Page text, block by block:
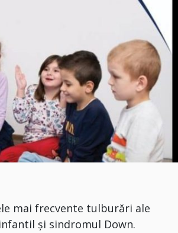
mai frecvente tulburări ale
şi sindromul Down.